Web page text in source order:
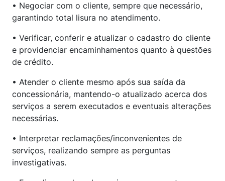
• Negociar com o cliente, sempre que necessário,
garantindo total lisura no atendimento.
• Verificar, conferir e atualizar o cadastro do cliente
e providenciar encaminhamentos quanto à questões
de crédito.
• Atender o cliente mesmo após sua saída da
concessionária, mantendo-o atualizado acerca dos
serviços a serem executados e eventuais alterações
necessárias.
• Interpretar reclamações/inconvenientes de
serviços, realizando sempre as perguntas
investigativas.